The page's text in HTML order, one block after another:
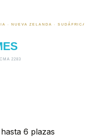
6 plazas